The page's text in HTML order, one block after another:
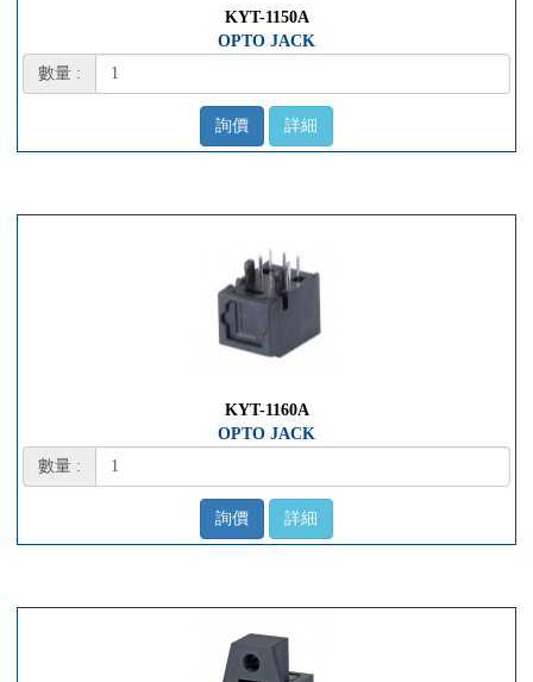
KYT-1150A
OPTO JACK
數量 :
詢價 詳細
KYT-1160A
OPTO JACK
數量 :
詢價 詳細